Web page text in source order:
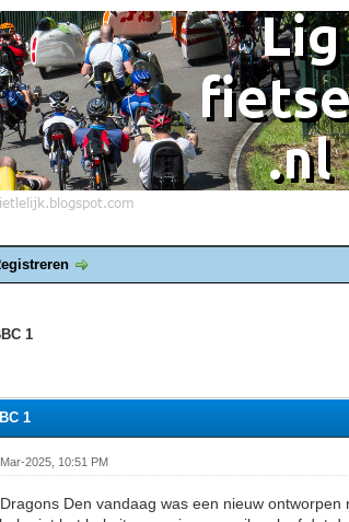
1
1
2025, 10:51 PM
Den vandaag was een nieuw ontworpen